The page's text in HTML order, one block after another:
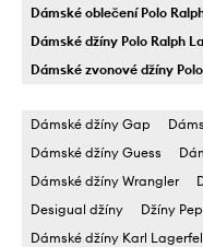
Dámské oblečení Polo
Dámské džíny Polo Ralph
Dámské zvonové džíny
Dámské džíny Gap
Dámské džíny Guess
Dámské džíny Wrangler
Desigual džíny
Džíny
Dámské džíny Karl